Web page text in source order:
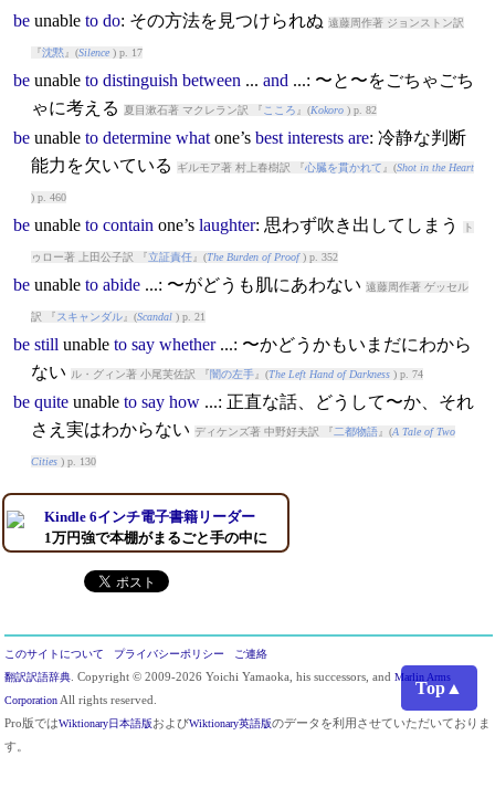
Top▲
be unable to do: その方法を見つけられぬ 遠藤周作著 ジョンストン訳
『沈黙』(Silence) p. 17
be unable to distinguish between ... and ...: 〜と〜をごちゃごち
ゃに考える
夏目漱石著 マクレラン訳 『 こころ 』(Kokoro) p. 82
be unable to determine whatone’s best interests are: 冷静な判断
能力を欠いている
ギルモア著 村上春樹訳 『心臓を貫かれて 』(Shot in the Heart
) p. 460
be unable to contain one’s laughter: 思わず吹き出してしまう ト
ゥロー著 上田公子訳 『立証責任』(The Burden of Proof) p. 352
be unable to abide...: 〜がどうも肌にあわない 遠藤周作著 ゲッセル
訳 『スキャンダル』(Scandal) p. 21
be still unable to say whether...: 〜かどうかもいまだにわから
ない
ル・グィン著 小尾芙佐訳 『闇の左手』(The Left Hand of Darkness) p. 74
be quite unable to say how...: 正直な話、どうして〜か、それ
さえ実はわからない ディケンズ著 中野好夫訳 『二都物語』(A Tale of Two
Cities) p. 130
Kindle 6インチ電子書籍リーダー
1万円強で本棚がまるごと手の中に
このサイトについて プライバシーポリシー
ご連絡
翻訳訳語辞典 . Copyright © 2009-2026 Yoichi Yamaoka, his successors, and Marlin Arms
Corporation All rights reserved.
Pro版ではWiktionary日本語版およびWiktionary英語版のデータを利用させていただいておりま
す。